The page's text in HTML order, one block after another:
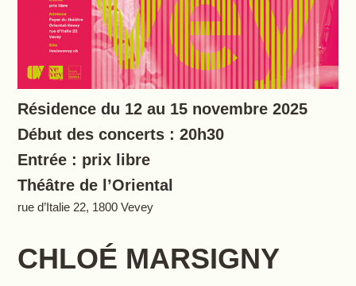
Résidence du 12 au 15 novembre 2025
Début des concerts : 20h30
Entrée : prix libre
Théâtre de l’Oriental
rue d’Italie 22, 1800 Vevey
CHLOÉ MARSIGNY